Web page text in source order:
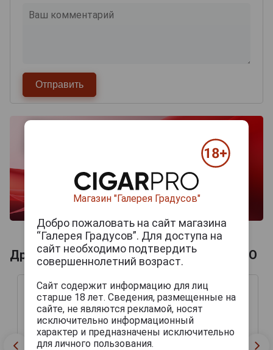
Другие продукты бренда ORO DEL MUNDO
Магазин "Галерея Градусов"
Добро пожаловать на сайт магазина
“Галерея Градусов”. Для доступа на
сайт необходимо подтвердить
совершеннолетний возраст.
Сайт содержит информацию для лиц
старше 18 лет. Сведения, размещенные на
сайте, не являются рекламой, носят
исключительно информационный
характер и предназначены исключительно
для личного пользования.